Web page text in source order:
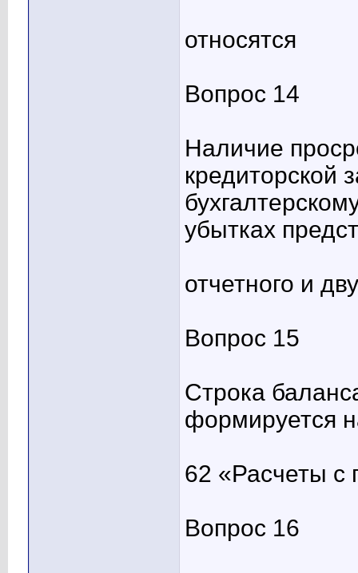
относятся
Вопрос 14
Наличие
кредиторской
убытках
отчетного и
Вопрос 15
Строка
формируется
62 «Расчеты с
Вопрос 16